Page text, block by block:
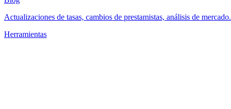
Actualizaciones de tasas, cambios de prestamistas, análisis de mercado.
Herramientas